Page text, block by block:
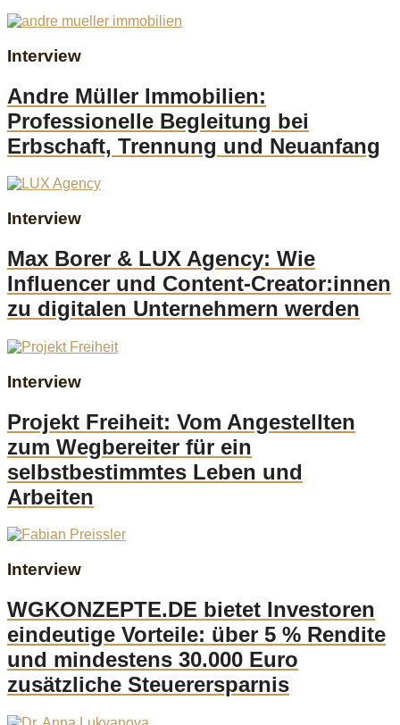
Interview
Andre Müller Immobilien:
Professionelle Begleitung bei
Erbschaft, Trennung und Neuanfang
Interview
Max Borer & LUX Agency: Wie
Influencer und Content-Creator:innen
zu digitalen Unternehmern werden
Interview
Projekt Freiheit: Vom Angestellten
zum Wegbereiter für ein
selbstbestimmtes Leben und
Arbeiten
Interview
WGKONZEPTE.DE bietet Investoren
eindeutige Vorteile: über 5 % Rendite
und mindestens 30.000 Euro
zusätzliche Steuerersparnis